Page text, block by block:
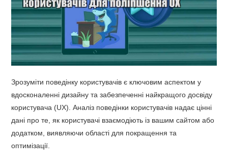
Зрозуміти поведінку користувачів є ключовим аспектом у
вдосконаленні дизайну та забезпеченні найкращого досвіду
користувача (UX). Аналіз поведінки користувачів надає цінні
дані про те, як користувачі взаємодіють із вашим сайтом або
додатком, виявляючи області для покращення та
оптимізації.